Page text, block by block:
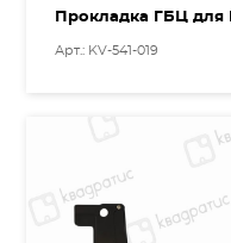
Прокладка ГБЦ для
Арт.: KV-541-019